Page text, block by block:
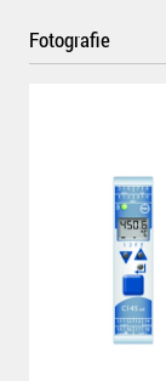
Fotografie